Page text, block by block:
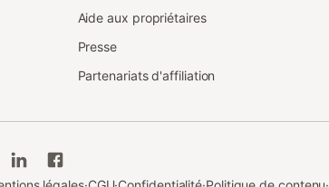
Aide aux propriétaires
Presse
Partenariats d'affiliation